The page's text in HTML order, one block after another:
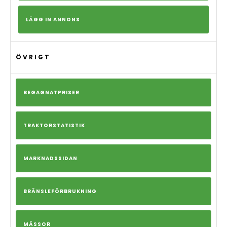
LÄGG IN ANNONS
ÖVRIGT
BEGAGNATPRISER
TRAKTORSTATISTIK
MARKNADSSIDAN
BRÄNSLEFÖRBRUKNING
MÄSSOR